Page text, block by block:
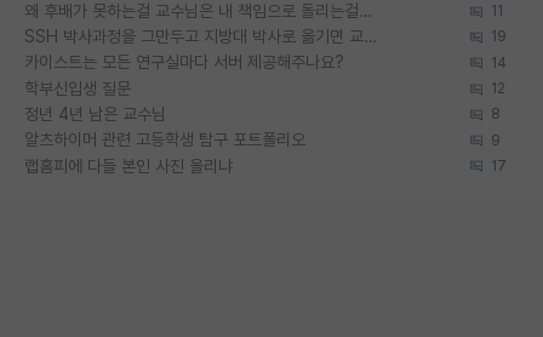
왜 후배가 못하는걸 교수님은 내 책임으로 돌리는걸까요? 11
SSH 박사과정을 그만두고 지방대 박사로 옮기면 교수의 꿈은 끝일까요? 19
카이스트는 모든 연구실마다 서버 제공해주나요? 14
학부신입생 질문 12
정년 4년 남은 교수님 8
알츠하이머 관련 고등학생 탐구 포트폴리오 9
랩홈피에 다들 본인 사진 올리냐 17